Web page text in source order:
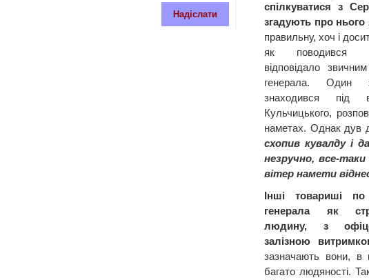
спілкуватися з
згадують про нього
правильну, хоч і
як поводився
відповідало
генерала. Один
знаходився під
Кульчицького,
наметах. Однак дув
схопив кувалду і
незручно, все-
вітер намети
Інші товариші
генерала як
людину, з
залізною
зазначають вони,
багато людяності.
Надіслати